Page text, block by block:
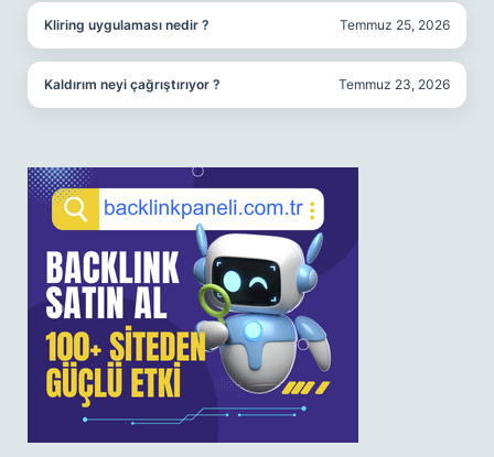
Kliring uygulaması nedir ? Temmuz 25, 2026
Kaldırım neyi çağrıştırıyor ? Temmuz 23, 2026